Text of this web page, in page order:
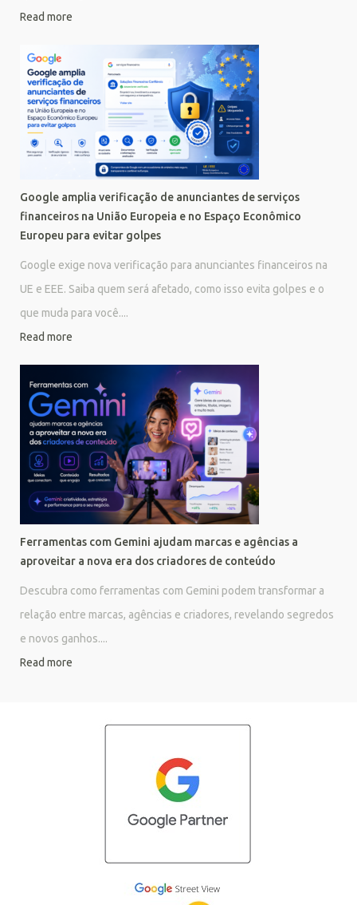
Read more
Google amplia verificação de anunciantes de serviços
financeiros na União Europeia e no Espaço Econômico
Europeu para evitar golpes
Google exige nova verificação para anunciantes financeiros na
UE e EEE. Saiba quem será afetado, como isso evita golpes e o
que muda para você....
Read more
Ferramentas com Gemini ajudam marcas e agências a
aproveitar a nova era dos criadores de conteúdo
Descubra como ferramentas com Gemini podem transformar a
relação entre marcas, agências e criadores, revelando segredos
e novos ganhos....
Read more